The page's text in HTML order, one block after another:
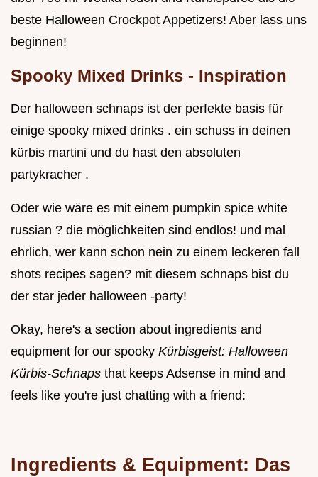
beste Halloween Crockpot Appetizers! Aber lass uns
beginnen!
Spooky Mixed Drinks - Inspiration
Der halloween schnaps ist der perfekte basis für
einige spooky mixed drinks . ein schuss in deinen
kürbis martini und du hast den absoluten
partykracher .
Oder wie wäre es mit einem pumpkin spice white
russian ? die möglichkeiten sind endlos! und mal
ehrlich, wer kann schon nein zu einem leckeren fall
shots recipes sagen? mit diesem schnaps bist du
der star jeder halloween -party!
Okay, here's a section about ingredients and
equipment for our spooky Kürbisgeist: Halloween
Kürbis-Schnaps that keeps Adsense in mind and
feels like you're just chatting with a friend:
Ingredients & Equipment: Das